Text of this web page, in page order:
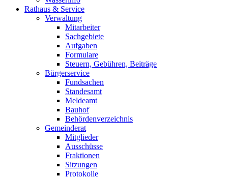
Rathaus & Service
Verwaltung
Mitarbeiter
Sachgebiete
Aufgaben
Formulare
Steuern, Gebühren, Beiträge
Bürgerservice
Fundsachen
Standesamt
Meldeamt
Bauhof
Behördenverzeichnis
Gemeinderat
Mitglieder
Ausschüsse
Fraktionen
Sitzungen
Protokolle